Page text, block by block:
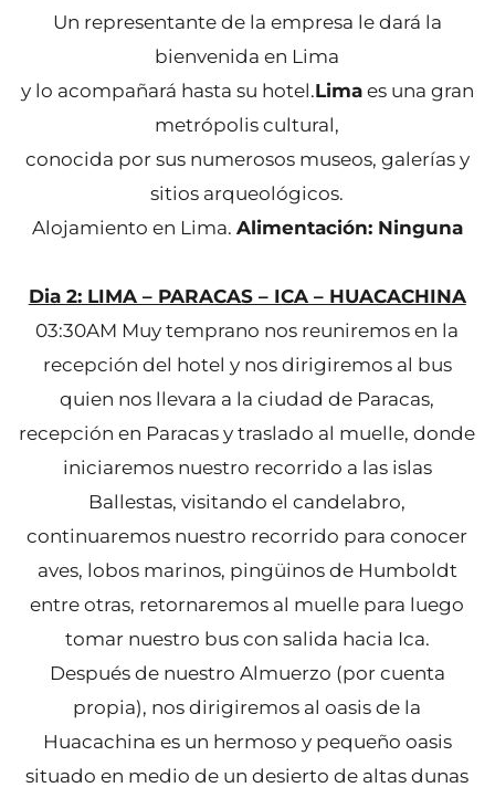
Un representante de la empresa le dará la
bienvenida en Lima
y lo acompañará hasta su hotel.Limaes una gran
metrópolis cultural,
conocida por sus numerosos museos, galerías y
sitios arqueológicos.
Alojamiento en Lima. Alimentación: Ninguna
Dia 2: LIMA – PARACAS – ICA – HUACACHINA
03:30AM Muy temprano nos reuniremos en la
recepción del hotel y nos dirigiremos al bus
quien nos llevara a la ciudad de Paracas,
recepción en Paracas y traslado al muelle, donde
iniciaremos nuestro recorrido a las islas
Ballestas, visitando el candelabro,
continuaremos nuestro recorrido para conocer
aves, lobos marinos, pingüinos de Humboldt
entre otras, retornaremos al muelle para luego
tomar nuestro bus con salida hacia Ica.
Después de nuestro Almuerzo (por cuenta
propia), nos dirigiremos al oasis de la
Huacachina es un hermoso y pequeño oasis
situado en medio de un desierto de altas dunas